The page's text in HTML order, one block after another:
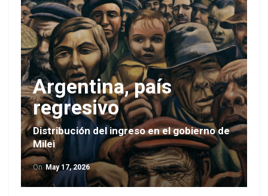
Argentina, país
regresivo
Distribución del ingreso en el gobierno de
Milei
On May 17, 2026